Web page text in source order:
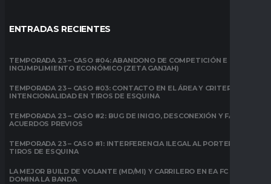
ENTRADAS RECIENTES
TEMPORADA 23 – CASO #04: ABANDONO DE COMPETICIÓN E
INCUMPLIMIENTO ECONÓMICO (ZETA GANJAH)
TEMPORADA 23 – CASO #03: CONTACTO EN EL ÁREA Y CRITERIO DE
INTENCIONALIDAD EN TIROS DE ESQUINA
TEMPORADA 23 – CASO #2: BUG DE INICIO, DESCONEXIÓN Y FALTA DE
ACUERDOS PREVIOS
TEMPORADA 23 – CASO #1: INTERFERENCIA ILEGAL AL PORTERO EN
TIROS DE ESQUINA
LA MEJOR BUILD DE VOLANTE (MD/MI) Y CARRILERO EN EA FC 26:
DOMINA LA BANDA